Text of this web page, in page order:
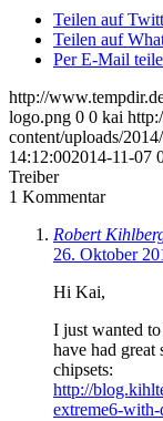
Teilen auf
Teilen auf
Per E-Mail
http://
logo.png 0 0 kai
content/uploads/
14:12:002014-11-07
Treiber
1 Kommentar
Robert
26. Oktober
Hi Kai,
I just wanted
have had great
chipsets:
http://
extreme6-